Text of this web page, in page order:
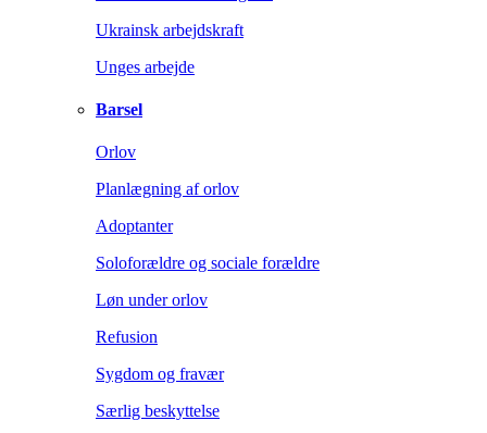
Ukrainsk arbejdskraft
Unges arbejde
Barsel
Orlov
Planlægning af orlov
Adoptanter
Soloforældre og sociale forældre
Løn under orlov
Refusion
Sygdom og fravær
Særlig beskyttelse